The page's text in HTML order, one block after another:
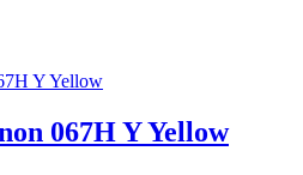
067H Y Yellow